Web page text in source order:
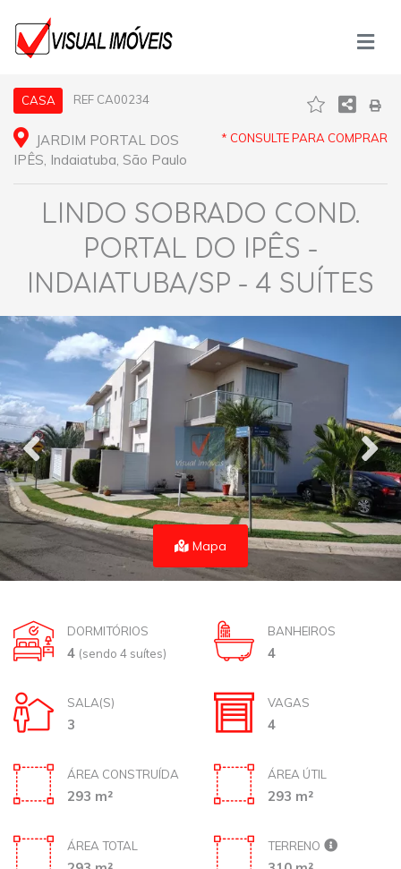
CASA REF CA00234
JARDIM PORTAL DOS
IPÊS, Indaiatuba, São Paulo
* CONSULTE PARA COMPRAR
LINDO SOBRADO COND.
PORTAL DO IPÊS -
INDAIATUBA/SP - 4 SUÍTES
Mapa
DORMITÓRIOS
4 (sendo 4 suítes)
BANHEIROS
4
SALA(S)
3
VAGAS
4
ÁREA CONSTRUÍDA
293 m²
ÁREA ÚTIL
293 m²
ÁREA TOTAL TERRENO